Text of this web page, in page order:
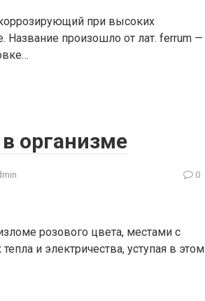
при высоких
Название произошло от лат. ferrum —
организме
0
розового цвета, местами с
и электричества, уступая в этом